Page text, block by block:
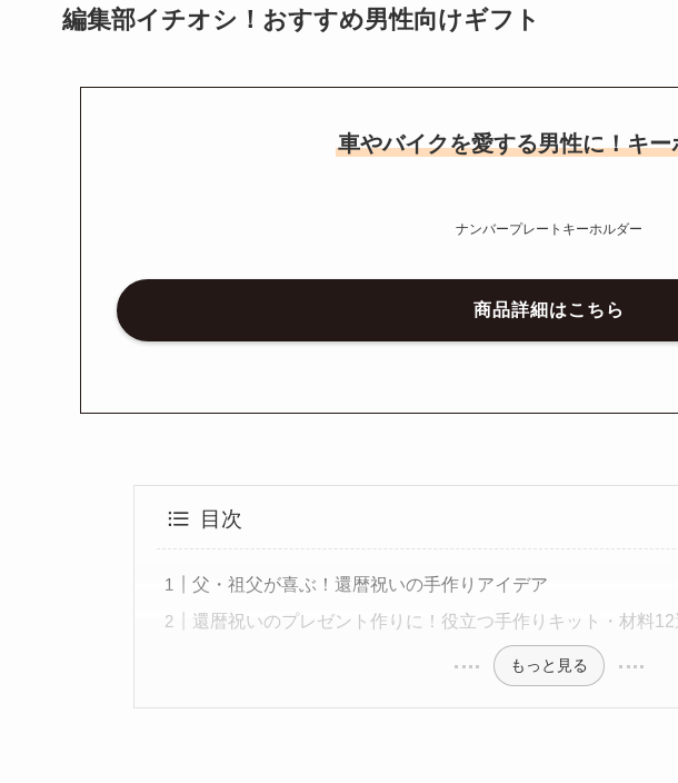
編集部イチオシ！おすすめ男性向けギフト
車やバイクを愛する男性に！キー
ナンバープレートキーホルダー
商品詳細はこちら
目次
父・祖父が喜ぶ！還暦祝いの手作りアイデア
還暦祝いのプレゼント作りに！役立つ手作りキット・材料12
もっと見る